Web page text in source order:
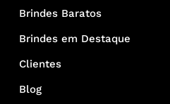
Brindes Baratos
Brindes em Destaque
Clientes
Blog